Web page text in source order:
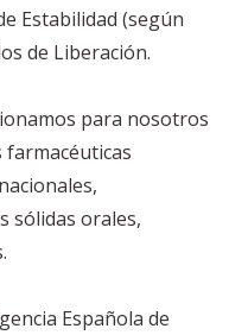
Estabilidad (según
de Liberación.
para nosotros
farmacéuticas
sólidas orales,
Española de